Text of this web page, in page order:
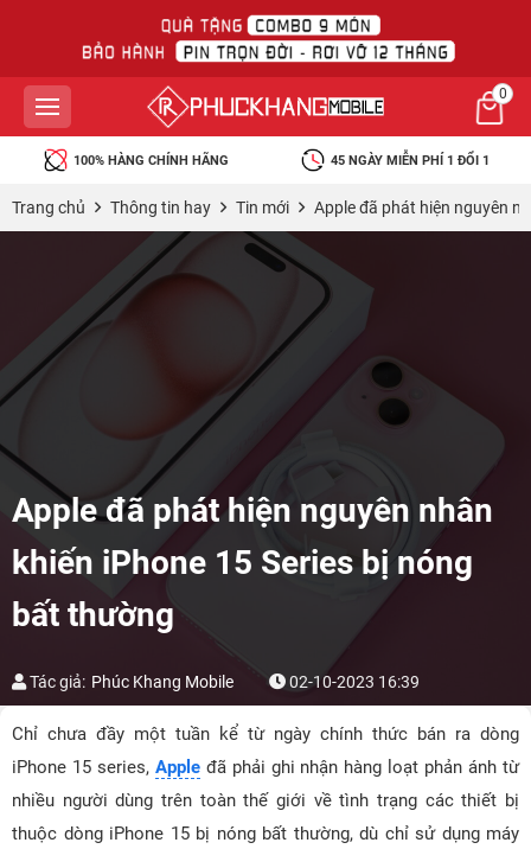
0
100% HÀNG CHÍNH HÃNG 45 NGÀY MIỄN PHÍ 1 ĐỔI 1
Trang chủ Thông tin hay Tin mới Apple đã phát hiện nguyên
Apple đã phát hiện nguyên nhân
khiến iPhone 15 Series bị nóng
bất thường
Tác giả: Phúc Khang Mobile 02-10-2023 16:39
Chỉ chưa đầy một tuần kể từ ngày chính thức bán ra dòng
iPhone 15 series, Appleđã phải ghi nhận hàng loạt phản ánh từ
nhiều người dùng trên toàn thế giới về tình trạng các thiết bị
thuộc dòng iPhone 15 bị nóng bất thường, dù chỉ sử dụng máy